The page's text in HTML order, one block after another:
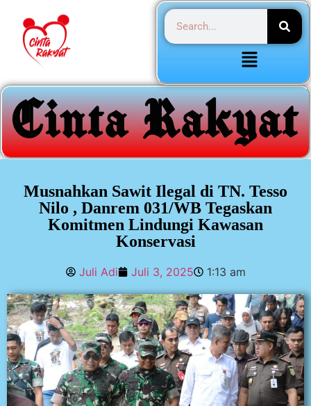
Musnahkan Sawit Ilegal di TN. Tesso
Nilo , Danrem 031/WB Tegaskan
Komitmen Lindungi Kawasan
Konservasi
Juli Adi Juli 3, 2025 1:13 am